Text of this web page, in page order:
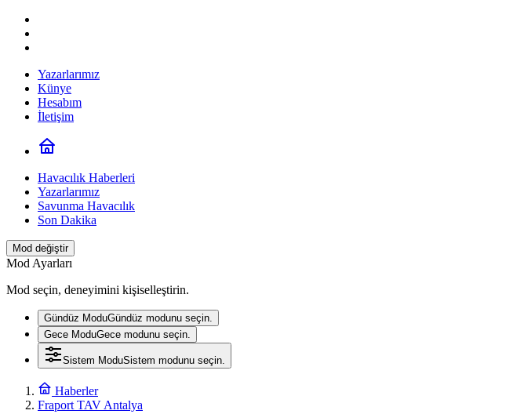
Yazarlarımız
Künye
Hesabım
İletişim
Havacılık Haberleri
Yazarlarımız
Savunma Havacılık
Son Dakika
Mod değiştir
Mod Ayarları
Mod seçin, deneyimini kişiselleştirin.
Gündüz ModuGündüz modunu seçin.
Gece ModuGece modunu seçin.
Sistem ModuSistem modunu seçin.
Haberler
Fraport TAV Antalya